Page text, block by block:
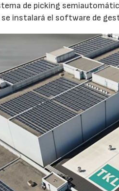
de picking
instalará el software de